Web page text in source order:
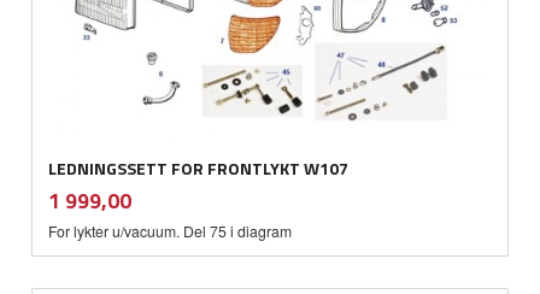
LEDNINGSSETT FOR FRONTLYKT W107
Pris
1 999,00mva.
For lykter u/vacuum. Del 75 i diagram